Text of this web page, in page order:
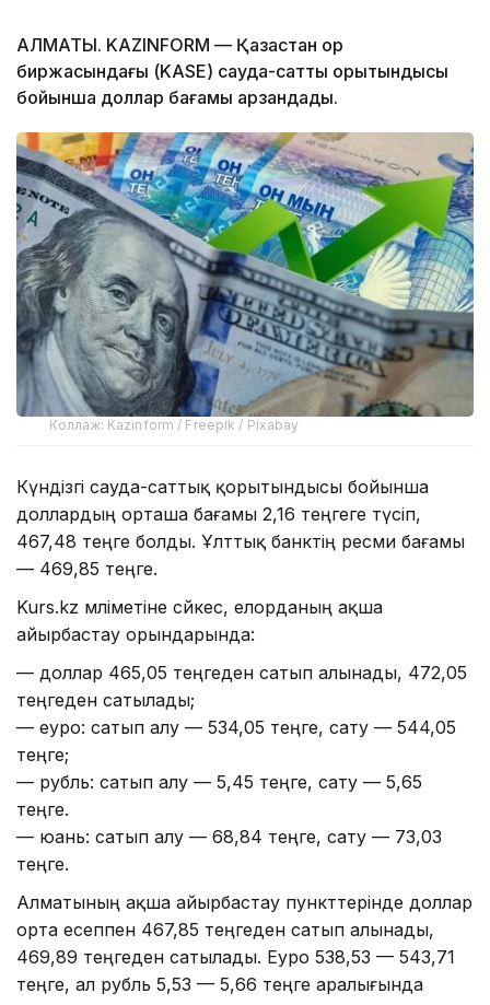
АЛМАТЫ. KAZINFORM — Қазақстан қор
биржасындағы (KASE) сауда-саттық қорытындысы
бойынша доллар бағамы арзандады.
Коллаж: Kazinform / Freepik / Pixabay
Күндізгі сауда-саттық қорытындысы бойынша
доллардың орташа бағамы 2,16 теңгеге түсіп,
467,48 теңге болды. Ұлттық банктің ресми бағамы
— 469,85 теңге.
Kurs.kz мәліметіне сәйкес, елорданың ақша
айырбастау орындарында:
— доллар 465,05 теңгеден сатып алынады, 472,05
теңгеден сатылады;
— еуро: сатып алу — 534,05 теңге, сату — 544,05
теңге;
— рубль: сатып алу — 5,45 теңге, сату — 5,65
теңге.
— юань: сатып алу — 68,84 теңге, сату — 73,03
теңге.
Алматының ақша айырбастау пункттерінде доллар
орта есеппен 467,85 теңгеден сатып алынады,
469,89 теңгеден сатылады. Еуро 538,53 — 543,71
теңге, ал рубль 5,53 — 5,66 теңге аралығында